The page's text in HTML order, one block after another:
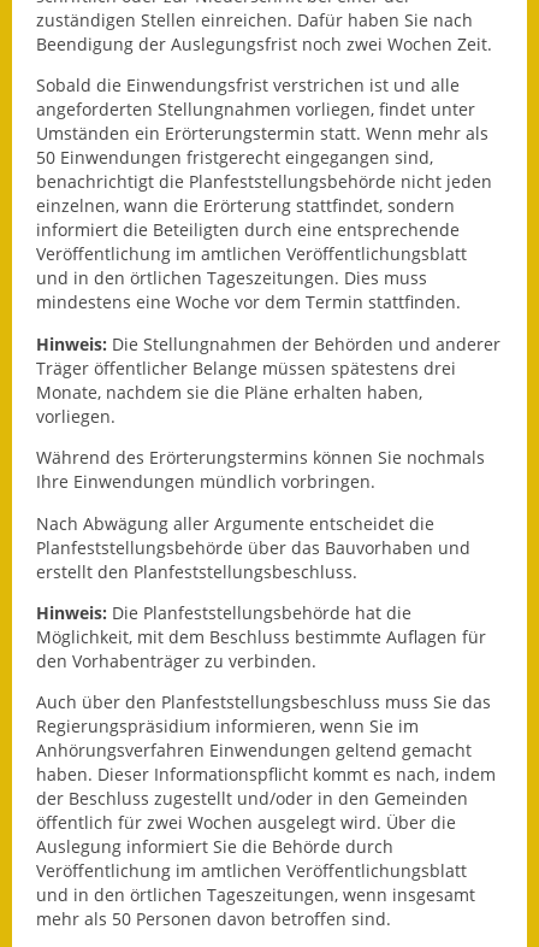
Eröffnungsbilanz
Getrennte
Abwassergebühr
Grundsteuerreform
Haushaltspläne
Jahresabschlüsse
Wasserversorgung
Heiraten in Notzingen
Notruftafel
Ortsrecht
Wahlen
Was erledige ich wo?
Bauen und Wohnen
Baugebiete & Bauplätze
Bauwasser/Wasser/Abwasser
Bebauungspläne
zuständigen Stellen einreichen. Dafür haben Sie nach
Beendigung der Auslegungsfrist noch zwei Wochen Zeit.
Sobald die Einwendungsfrist verstrichen ist und alle
angeforderten Stellungnahmen vorliegen, findet unter
Umständen ein Erörterungstermin statt. Wenn mehr als
50 Einwendungen fristgerecht eingegangen sind,
benachrichtigt die Planfeststellungsbehörde nicht jeden
einzelnen, wann die Erörterung stattfindet, sondern
informiert die Beteiligten durch eine entsprechende
Veröffentlichung im amtlichen Veröffentlichungsblatt
und in den örtlichen Tageszeitungen. Dies muss
mindestens eine Woche vor dem Termin stattfinden.
Hinweis: Die Stellungnahmen der Behörden und anderer
Träger öffentlicher Belange müssen spätestens drei
Monate, nachdem sie die Pläne erhalten haben,
vorliegen.
Während des Erörterungstermins können Sie nochmals
Ihre Einwendungen mündlich vorbringen.
Nach Abwägung aller Argumente entscheidet die
Planfeststellungsbehörde über das Bauvorhaben und
erstellt den Planfeststellungsbeschluss.
Hinweis: Die Planfeststellungsbehörde hat die
Möglichkeit, mit dem Beschluss bestimmte Auflagen für
den Vorhabenträger zu verbinden.
Auch über den Planfeststellungsbeschluss muss Sie das
Regierungspräsidium informieren, wenn Sie im
Anhörungsverfahren Einwendungen geltend gemacht
haben. Dieser Informationspflicht kommt es nach, indem
der Beschluss zugestellt und/oder in den Gemeinden
öffentlich für zwei Wochen ausgelegt wird. Über die
Auslegung informiert Sie die Behörde durch
Veröffentlichung im amtlichen Veröffentlichungsblatt
und in den örtlichen Tageszeitungen, wenn insgesamt
mehr als 50 Personen davon betroffen sind.